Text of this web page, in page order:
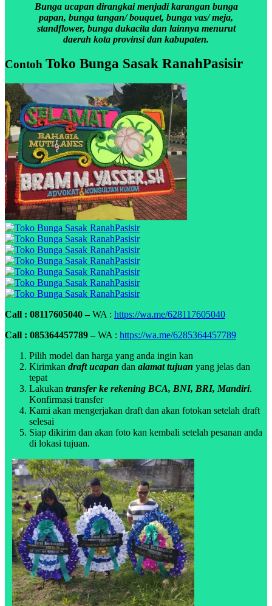
Bunga ucapan dirangkai menjadi karangan bunga
papan, bunga tangan/ bouquet, bunga vas/ meja,
standflower, bunga dukacita dan lainnya menurut
daerah kota provinsi dan kabupaten.
Contoh Toko Bunga Sasak RanahPasisir
Call : 08117605040 –WA : https://wa.me/628117605040
Call : 085364457789 –WA : https://wa.me/6285364457789
Pilih model dan harga yang anda ingin kan
Kirimkan draft ucapan dan alamat tujuan yang jelas dan
tepat
Lakukan transfer ke rekening BCA, BNI, BRI, Mandiri.
Konfirmasi transfer
Kami akan mengerjakan draft dan akan fotokan setelah draft
selesai
Siap dikirim dan akan foto kan kembali setelah pesanan anda
di lokasi tujuan.